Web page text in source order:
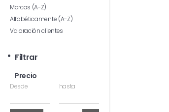
Marcas (A-Z)
Alfabéticamente (A-Z)
Valoración clientes
Filtrar
Precio
Desde hasta